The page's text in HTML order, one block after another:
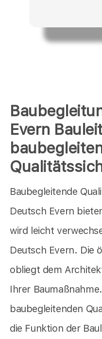
Evern
Baubegleitende
Deutsch Evern
wird leicht
Deutsch Evern. Die
obliegt dem
Ihrer
baubegleitenden
die Funktion der